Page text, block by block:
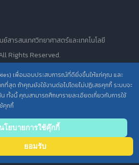
เพื่อมอบประสบการณ์ที่ดียิ่งขึ้นให้แก่คุณ และ
สุด ถ้าคุณยังใช้งานต่อไปโดยไม่ปฏิเสธคุกกี้ ระบบจะ
ทั้งนี้ คุณสามารถศึกษารายละเอียดเกี่ยวกับการใช้
คุกกี้
นโยบายการใช้คุ๊กกี้
ยอมรับ
สารสนเทศวิทยาศาสตร์และเทคโนโลยี
Rights Reserved.
รคุ้มครองข้อมูลส่วนบุคคล วศ. /
Notice) สำหรับการบริการสารสนเทศ
to top